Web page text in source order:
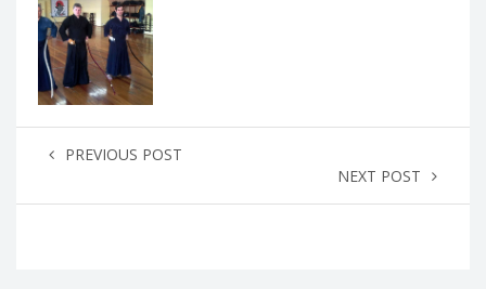
PREVIOUS POST
NEXT POST